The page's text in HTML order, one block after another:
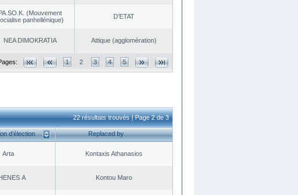
(Mouvement
panhellénique)
D’ETAT
NEA DΙMOKRATIA Αttique (agglomération)
1 2 3 4 5
22 résultats trouvés | Page 2 de 3
d’élection Replaced by
Arta Kontaxis Athanasios
Α Kontou Maro